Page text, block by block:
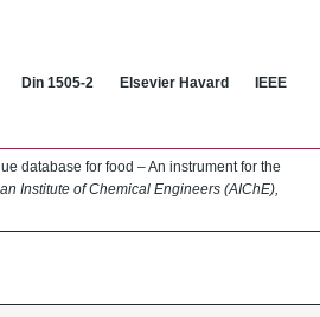
Din 1505-2 Elsevier Havard IEEE
database for food – An instrument for the
Institute of Chemical Engineers (AIChE),